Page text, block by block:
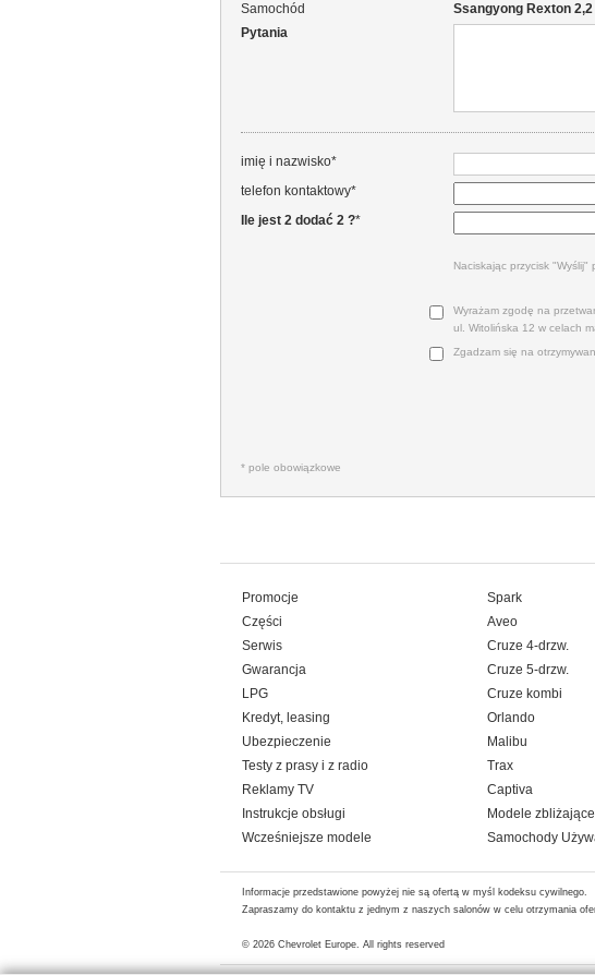
Samochód
Ssangyong Rexton
Pytania
imię i nazwisko*
telefon kontaktowy*
Ile jest 2 dodać 2 ?*
Naciskając przycisk
Wyrażam zgodę na
ul. Witolińska 12 w celach
Zgadzam się na
* pole obowiązkowe
Promocje
Części
Serwis
Gwarancja
LPG
Kredyt, leasing
Ubezpieczenie
Testy z prasy i z radio
Reklamy TV
Instrukcje obsługi
Wcześniejsze modele
Spark
Aveo
Cruze 4-drzw.
Cruze 5-drzw.
Cruze kombi
Orlando
Malibu
Trax
Captiva
Modele
Samochody
Informacje przedstawione powyżej nie są ofertą w myśl kodeksu cywilnego.
Zapraszamy do kontaktu z jednym z naszych salonów w celu otrzymania
© 2026 Chevrolet Europe. All rights reserved